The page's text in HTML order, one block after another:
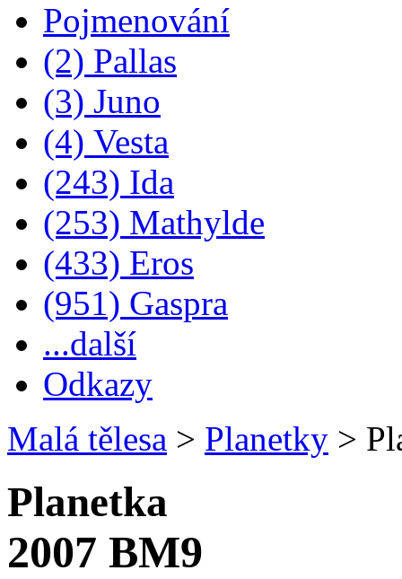
Pojmenování
(2) Pallas
(3) Juno
(4) Vesta
(243) Ida
(253) Mathylde
(433) Eros
(951) Gaspra
...další
Odkazy
Malá tělesa > Planetky >
Planetka
2007 BM9